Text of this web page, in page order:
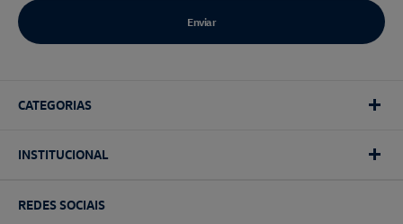
CATEGORIAS
INSTITUCIONAL
REDES SOCIAIS